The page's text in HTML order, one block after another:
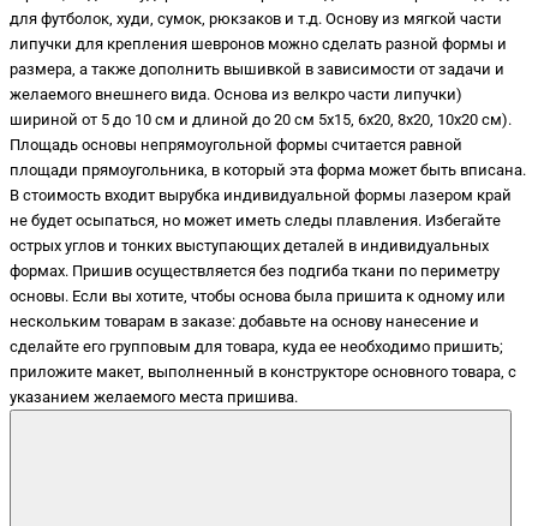
для футболок, худи, сумок, рюкзаков и т.д. Основу из мягкой части
липучки для крепления шевронов можно сделать разной формы и
размера, а также дополнить вышивкой в зависимости от задачи и
желаемого внешнего вида. Основа из велкро части липучки)
шириной от 5 до 10 см и длиной до 20 см 5х15, 6х20, 8х20, 10х20 см).
Площадь основы непрямоугольной формы считается равной
площади прямоугольника, в который эта форма может быть вписана.
В стоимость входит вырубка индивидуальной формы лазером край
не будет осыпаться, но может иметь следы плавления. Избегайте
острых углов и тонких выступающих деталей в индивидуальных
формах. Пришив осуществляется без подгиба ткани по периметру
основы. Если вы хотите, чтобы основа была пришита к одному или
нескольким товарам в заказе: добавьте на основу нанесение и
сделайте его групповым для товара, куда ее необходимо пришить;
приложите макет, выполненный в конструкторе основного товара, с
указанием желаемого места пришива.